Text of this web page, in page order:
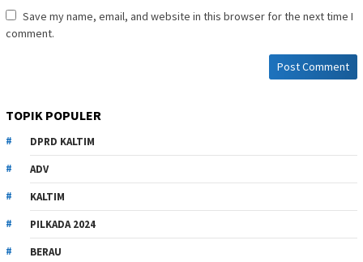
Save my name, email, and website in this browser for the next time I
comment.
TOPIK POPULER
DPRD KALTIM
ADV
KALTIM
PILKADA 2024
BERAU